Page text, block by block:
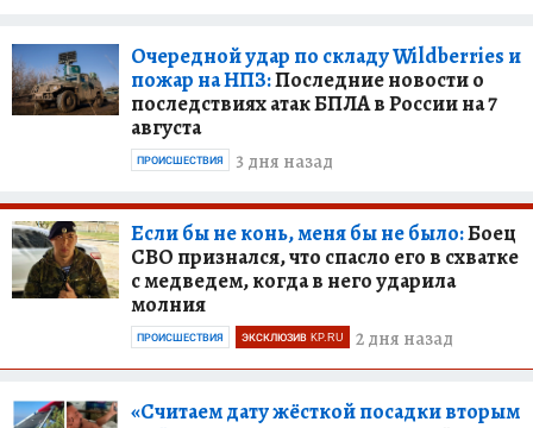
Очередной удар по складу Wildberries и
пожар на НПЗ:Последние новости о
последствиях атак БПЛА в России на 7
августа
3 дня назад
ПРОИСШЕСТВИЯ
Если бы не конь, меня бы не было:Боец
СВО признался, что спасло его в схватке
с медведем, когда в него ударила
молния
2 дня назад
ПРОИСШЕСТВИЯ ЭКСКЛЮЗИВ KP.RU
«Считаем дату жёсткой посадки вторым